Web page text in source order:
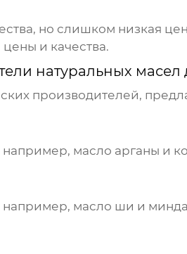
но слишком низкая
и качества.
натуральных масел
производителей,
масло арганы и
например, масло ши и